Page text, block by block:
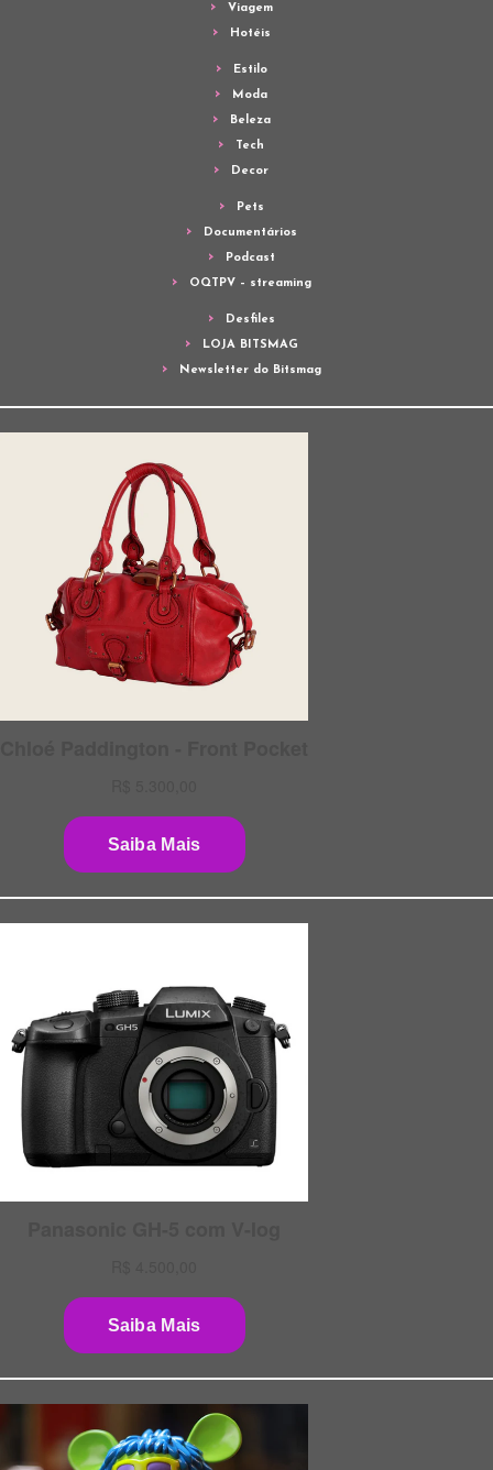
Viagem
Hotéis
Estilo
Moda
Beleza
Tech
Decor
Pets
Documentários
Podcast
OQTPV – streaming
Desfiles
LOJA BITSMAG
Newsletter do Bitsmag